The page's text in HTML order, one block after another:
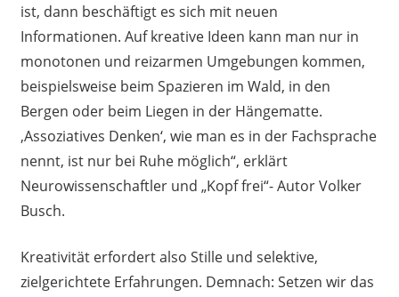
ist, dann beschäftigt es sich mit neuen
Informationen. Auf kreative Ideen kann man nur in
monotonen und reizarmen Umgebungen kommen,
beispielsweise beim Spazieren im Wald, in den
Bergen oder beim Liegen in der Hängematte.
‚Assoziatives Denken‘, wie man es in der Fachsprache
nennt, ist nur bei Ruhe möglich“, erklärt
Neurowissenschaftler und „Kopf frei“- Autor Volker
Busch.
Kreativität erfordert also Stille und selektive,
zielgerichtete Erfahrungen. Demnach: Setzen wir das